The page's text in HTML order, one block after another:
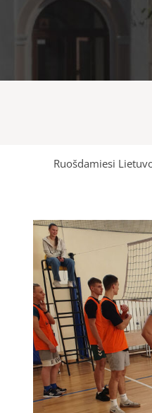
Ruošdamiesi